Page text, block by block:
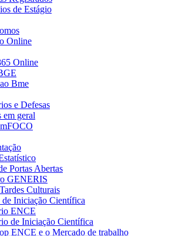
de Estágio
Online
Online
Bme
e Defesas
em geral
Portas Abertas
GENERIS
Culturais
de Iniciação Científica
ENCE
de Iniciação Científica
ENCE e o Mercado de trabalho